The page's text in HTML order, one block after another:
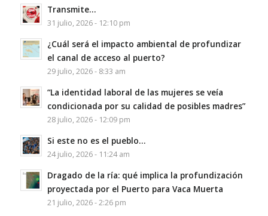
Transmite…
31 julio, 2026 - 12:10 pm
¿Cuál será el impacto ambiental de profundizar
el canal de acceso al puerto?
29 julio, 2026 - 8:33 am
“La identidad laboral de las mujeres se veía
condicionada por su calidad de posibles madres”
28 julio, 2026 - 12:09 pm
Si este no es el pueblo…
24 julio, 2026 - 11:24 am
Dragado de la ría: qué implica la profundización
proyectada por el Puerto para Vaca Muerta
21 julio, 2026 - 2:26 pm